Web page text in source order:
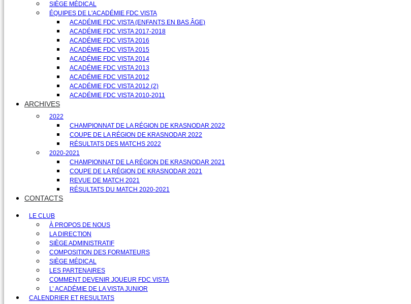
SIÈGE MÉDICAL
ÉQUIPES DE L'ACADÉMIE FDC VISTA
ACADÉMIE FDC VISTA (ENFANTS EN BAS ÂGE)
ACADÉMIE FDC VISTA 2017-2018
ACADÉMIE FDC VISTA 2016
ACADÉMIE FDC VISTA 2015
ACADÉMIE FDC VISTA 2014
ACADÉMIE FDC VISTA 2013
ACADÉMIE FDC VISTA 2012
ACADÉMIE FDC VISTA 2012 (2)
ACADÉMIE FDC VISTA 2010-2011
ARCHIVES
2022
CHAMPIONNAT DE LA RÉGION DE KRASNODAR 2022
COUPE DE LA RÉGION DE KRASNODAR 2022
RÉSULTATS DES MATCHS 2022
2020-2021
CHAMPIONNAT DE LA RÉGION DE KRASNODAR 2021
COUPE DE LA RÉGION DE KRASNODAR 2021
REVUE DE MATCH 2021
RÉSULTATS DU MATCH 2020-2021
CONTACTS
LE CLUB
À PROPOS DE NOUS
LA DIRECTION
SIÈGE ADMINISTRATIF
COMPOSITION DES FORMATEURS
SIÈGE MÉDICAL
LES PARTENAIRES
COMMENT DEVENIR JOUEUR FDC VISTA
L’ ACADÉMIE DE LA VISTA JUNIOR
CALENDRIER ET RESULTATS